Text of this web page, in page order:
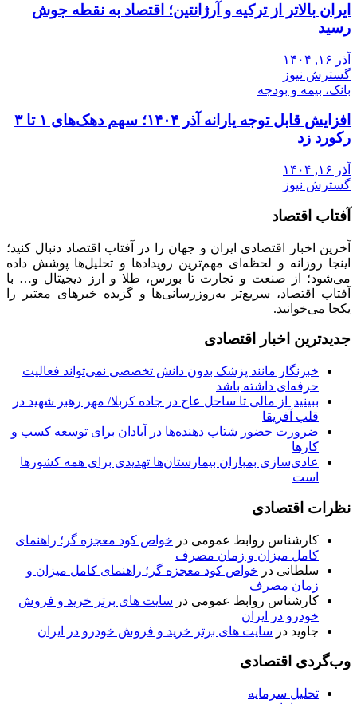
ایران بالاتر از ترکیه و آرژانتین؛ اقتصاد به نقطه جوش
رسید
آذر ۱۶, ۱۴۰۴
گسترش نیوز
بانک، بیمه و بودجه
افزایش قابل توجه یارانه آذر ۱۴۰۴؛ سهم دهک‌های ۱ تا ۳
رکورد زد
آذر ۱۶, ۱۴۰۴
گسترش نیوز
آفتاب اقتصاد
آخرین اخبار اقتصادی ایران و جهان را در آفتاب اقتصاد دنبال کنید؛
اینجا روزانه و لحظه‌ای مهم‌ترین رویدادها و تحلیل‌ها پوشش داده
می‌شود؛ از صنعت و تجارت تا بورس، طلا و ارز دیجیتال و… با
آفتاب اقتصاد، سریع‌تر به‌روزرسانی‌ها و گزیده خبرهای معتبر را
یکجا می‌خوانید.
جدیدترین اخبار اقتصادی
خبرنگار مانند پزشک بدون دانش تخصصی نمی‌تواند فعالیت
حرفه‌ای داشته باشد
ببینید| از مالی تا ساحل عاج در جاده کربلا/ مهر رهبر شهید در
قلب آفریقا
ضرورت حضور شتاب ‌دهنده‌ها در آبادان برای توسعه کسب‌ و
کارها
عادی‌سازی بمباران بیمارستان‌ها تهدیدی برای همه کشورها
است
نظرات اقتصادی
کارشناس روابط عمومی در خواص کود معجزه گر؛ راهنمای
کامل میزان و زمان مصرف
سلطانی در خواص کود معجزه گر؛ راهنمای کامل میزان و
زمان مصرف
کارشناس روابط عمومی در سایت های برتر خرید و فروش
خودرو در ایران
جاوید در سایت های برتر خرید و فروش خودرو در ایران
وب‌گردی اقتصادی
تحلیل سرمایه